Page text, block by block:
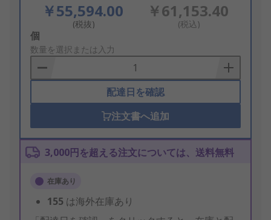
￥55,594.00
(税抜)
￥61,153.40
(税込)
Add
to
Basket
個
数量を選択または入力
配達日を確認
注文書へ追加
3,000円を超える注文については、送料無料
在庫あり
155 は海外在庫あり